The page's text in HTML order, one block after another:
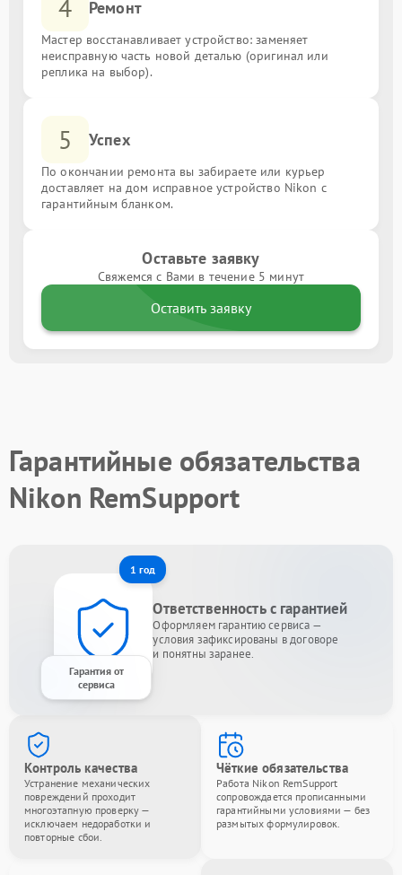
4 Ремонт
Мастер восстанавливает устройство: заменяет
неисправную часть новой деталью (оригинал или
реплика на выбор).
5 Успех
По окончании ремонта вы забираете или курьер
доставляет на дом исправное устройство Nikon с
гарантийным бланком.
Оставьте заявку
Свяжемся с Вами в течение 5 минут
Оставить заявку
Гарантийные обязательства
Nikon RemSupport
1 год
Гарантия от
сервиса
Ответственность с гарантией
Оформляем гарантию сервиса —
условия зафиксированы в договоре
и понятны заранее.
Контроль качества
Устранение механических
повреждений проходит
многоэтапную проверку —
исключаем недоработки и
повторные сбои.
Чёткие обязательства
Работа Nikon RemSupport
сопровождается прописанными
гарантийными условиями — без
размытых формулировок.